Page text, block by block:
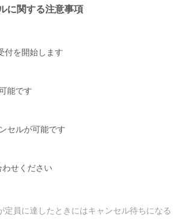
に関する注意事項
付を開始します
能です
セルが可能です
せください
員に達したときにはキャンセル待ちになる